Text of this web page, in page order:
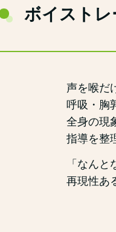
ボイストレ
声を喉だ
呼吸・胸
全身の現
指導を整
「なん
再現性あ